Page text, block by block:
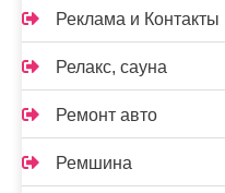
Реклама и Контакты
Релакс, сауна
Ремонт авто
Ремшина